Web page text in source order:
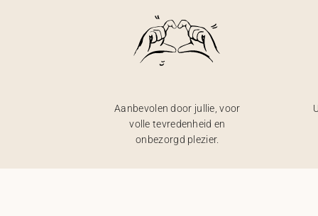
Aanbevolen door jullie, voor
volle tevredenheid en
onbezorgd plezier.